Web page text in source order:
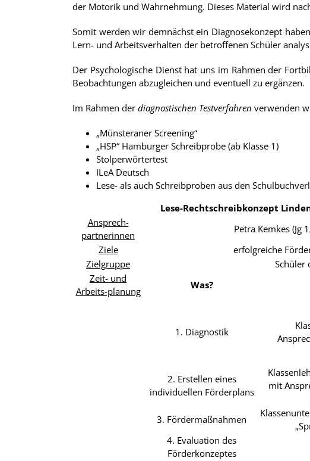
der Motorik und Wahrnehmung. Dieses Material wird
Somit werden wir demnächst ein Diagnosekonzept
Lern- und Arbeitsverhalten der betroffenen Schüler
Der Psychologische Dienst hat uns im Rahmen der
Beobachtungen abzugleichen und eventuell zu ergänzen.
Im Rahmen der diagnostischen Testverfahren verwenden
„Münsteraner Screening“
„HSP“ Hamburger Schreibprobe (ab Klasse 1)
Stolperwörtertest
ILeA Deutsch
Lese- als auch Schreibproben aus den
Lese-Rechtschreibkonzept
Ansprech-
partnerinnen
Petra Kemkes (Jg
Ziele
erfolgreiche
Zielgruppe
Schüler
Zeit- und
Arbeits-planung
Was?
1. Diagnostik
2. Erstellen eines
individuellen Förderplans
mit
3. Fördermaßnahmen
4. Evaluation des
Förderkonzeptes